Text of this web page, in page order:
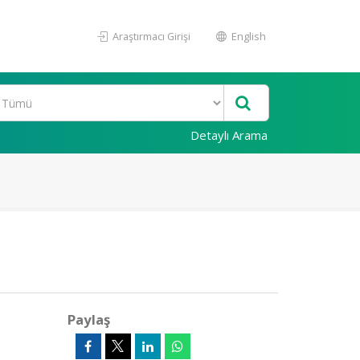
Araştırmacı Girişi English
Detaylı Arama
Paylaş